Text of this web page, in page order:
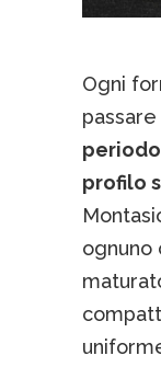
Ogni
profilo
ognuno